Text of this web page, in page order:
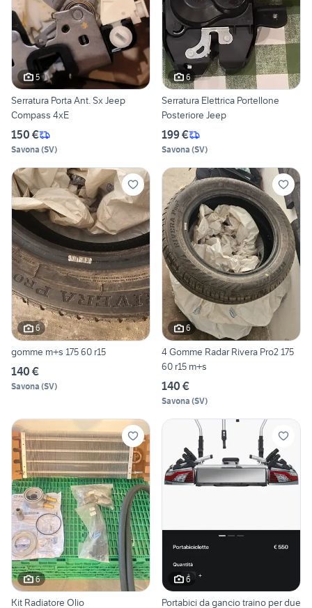
5
Serratura Porta Ant. Sx Jeep
Compass 4xE
150 €
Savona (SV)
6
Serratura Elettrica Portellone
Posteriore Jeep
199 €
Savona (SV)
6
gomme m+s 175 60 r15
140 €
Savona (SV)
6
4 Gomme Radar Rivera Pro2 175
60 r15 m+s
140 €
Savona (SV)
6
Kit Radiatore Olio
6
Portabici da gancio traino per due